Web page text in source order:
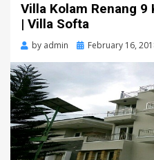
Villa Kolam Renang 9
| Villa Softa
by admin
Posted
February 16,